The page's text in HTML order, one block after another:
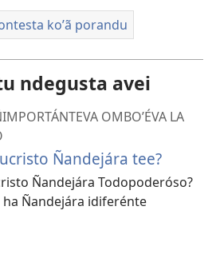
koʼã porandu
ndegusta avei
OMBOʼÉVA LA
Ñandejára tee?
Ñandejára Todopoderóso?
ha Ñandejára idiferénte